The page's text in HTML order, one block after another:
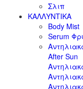
Σλιπ
ΚΑΛΛΥΝΤΙΚΑ
Body Mist
Serum
After Sun